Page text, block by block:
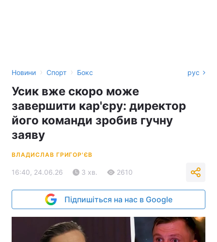
Новини › Спорт › Бокс рус
Усик вже скоро може
завершити кар'єру: директор
його команди зробив гучну
заяву
ВЛАДИСЛАВ ГРИГОР'ЄВ
16:40, 24.06.26 3 хв. 2610
Підпишіться на нас в Google